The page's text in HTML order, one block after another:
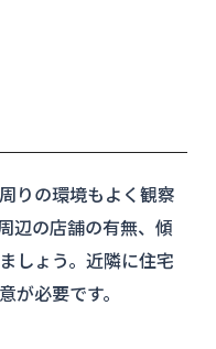
りの環境もよく観察
辺の店舗の有無、傾
しょう。近隣に住宅
が必要です。